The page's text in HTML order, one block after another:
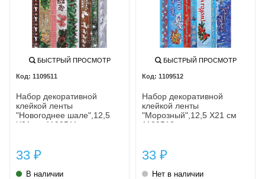
БЫСТРЫЙ ПРОСМОТР
1109511
Набор декоративной
клейкой ленты
"Новогоднее шале",12,5
Х21 см 1109511
33 ₽
В наличии
БЫСТРЫЙ ПРОСМОТР
1109512
Набор декоративной
клейкой ленты
"Морозный",12,5 Х21 см
1109512
33 ₽
Нет в наличии